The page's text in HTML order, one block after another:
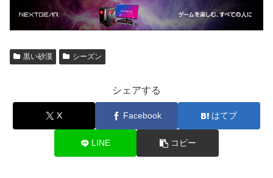
黒い砂漠 シーズン
シェアする
X Facebook はてブ
LINE コピー